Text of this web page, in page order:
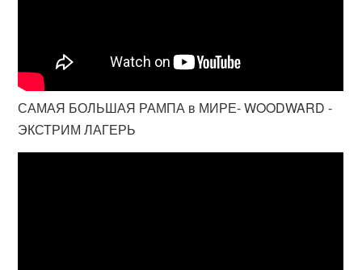
САМАЯ БОЛЬШАЯ РАМПА в МИРЕ- WOODWARD -
ЭКСТРИМ ЛАГЕРЬ